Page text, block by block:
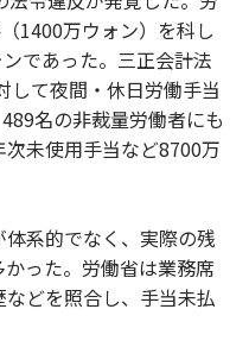
1400万ウォン）を科し
であった。三正会計法
して夜間・休日労働手当
名の非裁量労働者にも
未使用手当など8700万
系的でなく、実際の残
った。労働省は業務席
どを照合し、手当未払